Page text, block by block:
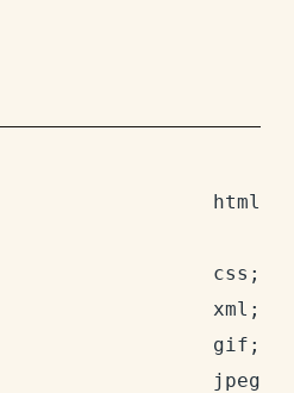
html
css;
xml;
gif;
jpeg